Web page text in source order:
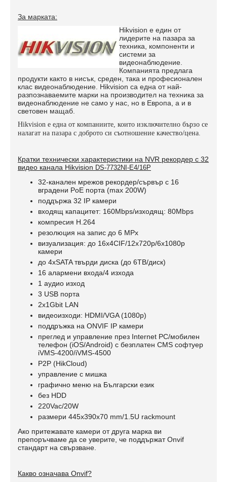
За марката:
Hikvision е един от
лидерите на пазара за
техника, компоненти и
системи за
видеонаблюдение.
Компанията предлага
продукти както в нисък, среден, така и професионален
клас видеонаблюдение. Hikvision са една от най-
разпознаваемите марки на производител на техника за
видеонаблюдение не само у нас, но в Европа, а и в
световен мащаб.
Hikvision е една от компаниите, които изключително бързо се
налагат на пазара с доброто си съотношение качество/цена.
Кратки технически характеристики на NVR рекордер с 32
видео канала Hikvision DS-7732NI-E4/16P
32-канален мрежов рекордер/сървър с 16
вградени PoE порта (max 200W)
поддържа 32 IP камери
входящ капацитет: 160Mbps/изходящ: 80Mbps
компресия H.264
резолюция на запис до 6 MPx
визуализация: до 16x4CIF/12x720p/6x1080p
камери
до 4хSATA твърди диска (до 6ТВ/диск)
16 алармени входа/4 изхода
1 аудио изход
3 USB порта
2x1Gbit LAN
видеоизходи: HDMI/VGA (1080p)
поддръжка на ONVIF IP камери
преглед и управление през Internet PC/мобилен
телефон (iOS/Android) с безплатен CMS софтуер
iVMS-4200/iVMS-4500
P2P (HikCloud)
управлeние с мишка
графично меню на Български език
без HDD
220Vac/20W
размери 445х390х70 mm/1.5U rackmount
Ако притежавате камери от друга марка ви
препоръчваме да се уверите, че поддържат Onvif
стандарт на свързване.
Какво означава Onvif?